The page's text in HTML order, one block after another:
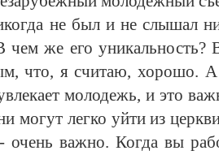
не был и не слышал
чем же его уникальность?
что, я считаю, хорошо.
молодежь, и это
могут легко уйти из
важно. Когда вы